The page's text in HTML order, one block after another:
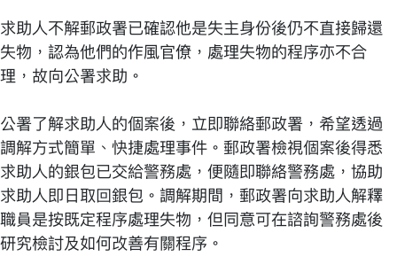
求助人不解郵政署已確認他是失主身份後仍不直接歸還
失物，認為他們的作風官僚，處理失物的程序亦不合
理，故向公署求助。
公署了解求助人的個案後，立即聯絡郵政署，希望透過
調解方式簡單、快捷處理事件。郵政署檢視個案後得悉
求助人的銀包已交給警務處，便隨即聯絡警務處，協助
求助人即日取回銀包。調解期間，郵政署向求助人解釋
職員是按既定程序處理失物，但同意可在諮詢警務處後
研究檢討及如何改善有關程序。